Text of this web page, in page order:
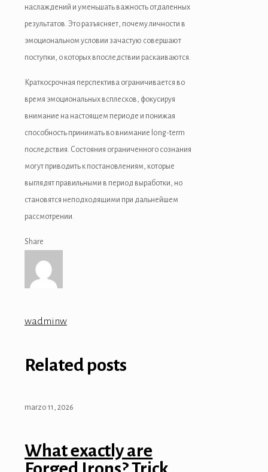
наслаждений и уменьшать важность отдаленных
результатов. Это разъясняет, почему личности в
эмоциональном условии зачастую совершают
поступки, о которых впоследствии раскаиваются.
Краткосрочная перспектива ограничивается во
время эмоциональных всплесков, фокусируя
внимание на настоящем периоде и понижая
способность принимать во внимание long-term
последствия. Состояния ограниченного сознания
могут приводить к постановлениям, которые
выглядят правильными в период выработки, но
становятся неподходящими при дальнейшем
рассмотрении.
Share
wadminw
Related posts
marzo 11, 2026
What exactly are